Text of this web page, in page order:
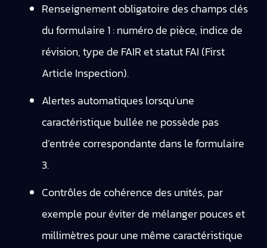
Renseignement obligatoire des champs clés
du formulaire 1 : numéro de pièce, indice de
révision, type de FAIR et statut FAI (First
Article Inspection).
Alertes automatiques lorsqu’une
caractéristique bullée ne possède pas
d’entrée correspondante dans le formulaire
3.
Contrôles de cohérence des unités, par
exemple pour éviter de mélanger pouces et
millimètres pour une même caractéristique